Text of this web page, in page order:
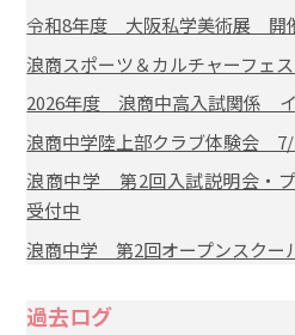
令和8年度 大阪私学美術展 開
浪商スポーツ＆カルチャーフェ
2026年度 浪商中高入試関係 イ
浪商中学陸上部クラブ体験会
浪商中学 第2回入試説明会
受付中
浪商中学 第2回オープンスク
過去ログ